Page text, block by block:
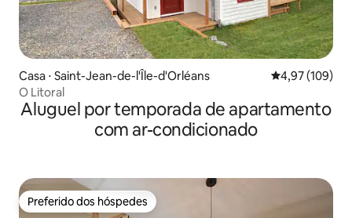
Casa ⋅ Saint-Jean-de-l'Île-d'Orléans 4,97 de uma
4,97 (109)
O Litoral
Aluguel por temporada de apartamento
com ar-condicionado
Preferido dos hóspedes
Preferido dos hóspedes